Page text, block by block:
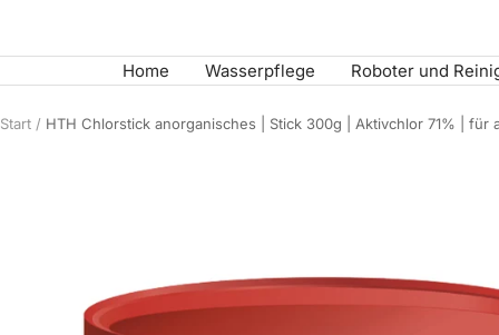
Home Wasserpflege Roboter und
Start HTH Chlorstick anorganisches | Stick 300g | Aktivchlor 71% |